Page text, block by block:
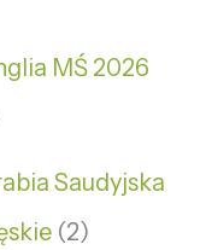
MŚ 2026
Saudyjska
2